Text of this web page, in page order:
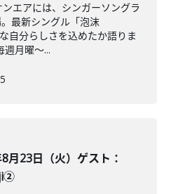
エアには、シンガーソングラ
最新シングル「泡沫
自分らしさを込めたか語りま
週月曜～...
月23日（火）ゲスト：